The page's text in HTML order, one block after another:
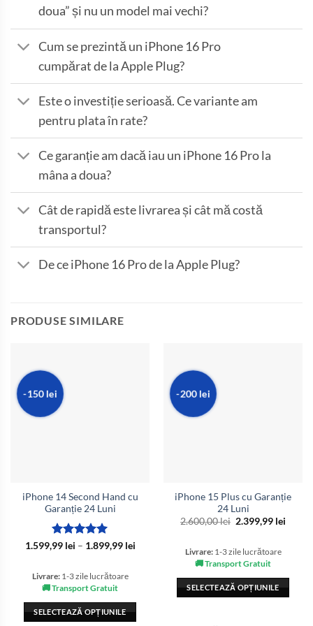
doua” și nu un model mai vechi?
Cum se prezintă un iPhone 16 Pro
cumpărat de la Apple Plug?
Este o investiție serioasă. Ce variante am
pentru plata în rate?
Ce garanție am dacă iau un iPhone 16 Pro la
mâna a doua?
Cât de rapidă este livrarea și cât mă costă
transportul?
De ce iPhone 16 Pro de la Apple Plug?
PRODUSE SIMILARE
-150 lei
iPhone 14 Second Hand cu
Garanție 24 Luni
Evaluat la
1.599,99 lei – 1.899,99 leiInterval
1.899,99 lei
Livrare:1-3 zile lucrătoare
🚚 Transport Gratuit
SELECTEAZĂ OPȚIUNILE
-200 lei
iPhone 15 Plus cu Garanție
24 Luni
2.600,00lei Prețul
fost:
2.600,00 lei.
2.399,99 lei
Livrare:1-3 zile lucrătoare
🚚 Transport Gratuit
SELECTEAZĂ OPȚIUNILE